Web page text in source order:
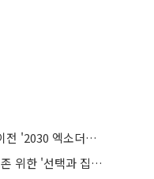
"지방행 땐 퇴사"⋯2차 공공기관 이전 '2030 엑소더스' 뇌관
범용 버리고 고부가로⋯K-석화, 생존 위한 '선택과 집중'